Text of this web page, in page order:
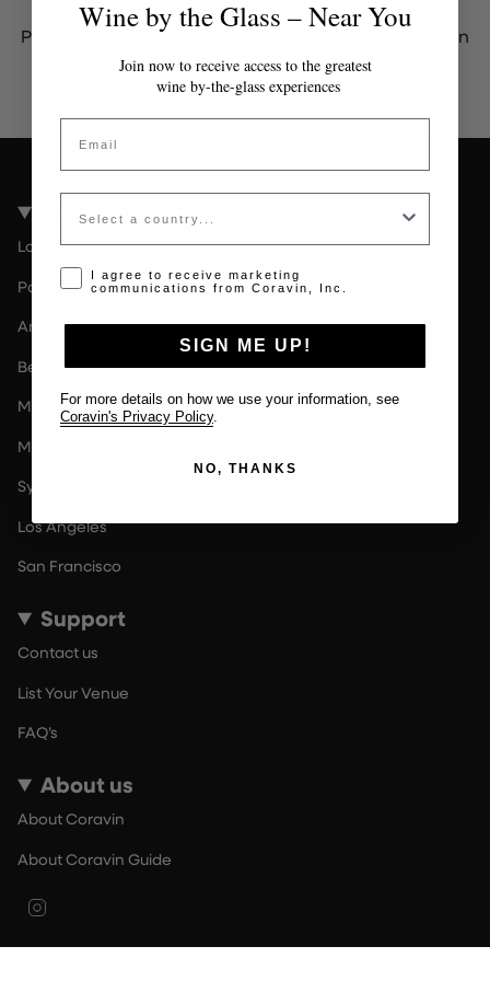
Por favor contacta al administrador para obtener un
token válido.
Coravin Guide Locations
London
Paris
Amsterdam
Berlin
Milan
Melbourne
Sydney
Los Angeles
San Francisco
Support
Contact us
List Your Venue
FAQ’s
About us
About Coravin
About Coravin Guide
Wine by the Glass – Near You
Join now to receive access to the greatest
wine by-the-glass experiences
Email
Country
Opt-in disclaimer
I agree to receive marketing
communications from Coravin, Inc.
SIGN ME UP!
For more details on how we use your information, see
Coravin's Privacy Policy
NO, THANKS